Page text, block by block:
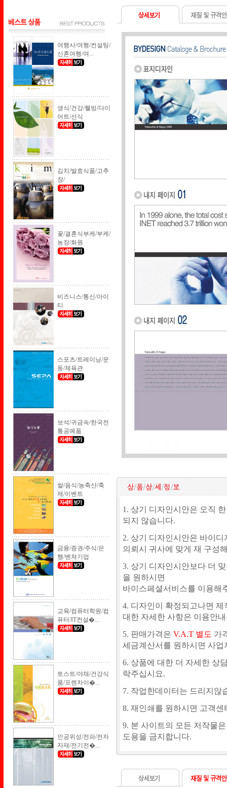
여행사/여행/컨설팅/
신혼여행/여...
생식/건강/웰빙/다이
어트/선식
김치/발효식품/고추
장/
꽃/결혼식부케/부케/
농장/화원
비즈니스/통신/아이
티
스포츠/트레이닝/운
동/체육관
보석/귀금속/한국전
통공예품
쌀/음식/농축산/축
제/이벤트
금융/증권/주식/은
행/벤쳐기업
교육/컴퓨터학원/컴
퓨터/IT컨설�...
토스트/야채/건강식
품/프렌차이�...
인공위성/전파/전자
자재/전기전�...
1. 상기 디자인시안은 오직
되지 않습니다.
2. 상기 디자인시안은 바이
의뢰시 귀사에 맞게 재 구성
3. 상기 디자인시안보다 더
을 원하시면
바이스페셜서비스를 이용해
4. 디자인이 확정되고나면
대한 자세한 사항은 이용안
5. 판매가격은 V.A.T 별도 가
세금계산서를 원하시면 사업
6. 상품에 대한 더 자세한 상
락주십시요.
7. 작업한데이터는 드리지않
8. 재인쇄를 원하시면 고객
9. 본 사이트의 모든 저작물
도용을 금지합니다.